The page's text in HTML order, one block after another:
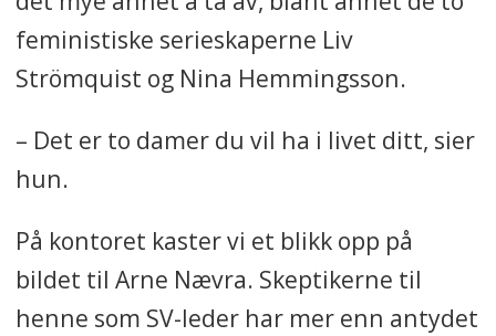
feministiske serieskaperne Liv
Strömquist og Nina Hemmingsson.
– Det er to damer du vil ha i livet ditt, sier
hun.
På kontoret kaster vi et blikkopp på
bildet til Arne Nævra. Skeptikerne til
henne som SV-leder har mer enn antydet